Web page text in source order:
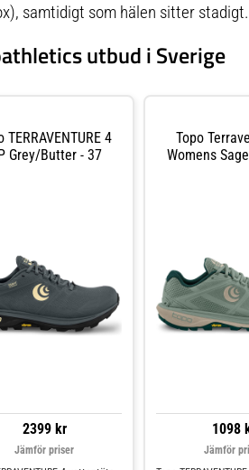
samtidigt som hälen sitter stadigt.
utbud i Sverige
TERRAVENTURE 4
Grey/Butter - 37
2399 kr
Jämför priser
Topo
Womens
1098
Jämför